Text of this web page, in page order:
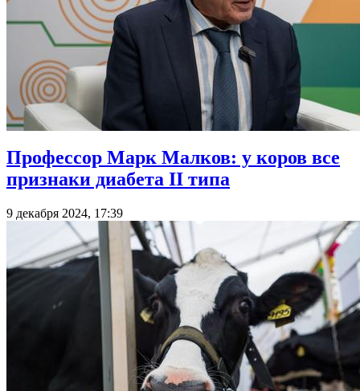
Профессор Марк Малков: у коров все
признаки диабета II типа
9 декабря 2024, 17:39